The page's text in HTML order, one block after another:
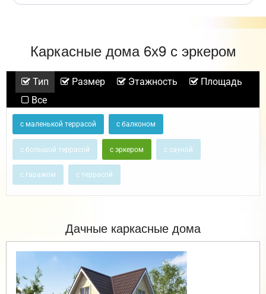
Каркасные дома 6х9 с эркером
Тип Размер Этажность
Площадь
Все
с маленькой террасой с балконом
с большой террасой с эркером с сауной
с гаражом с террасой
Дачные каркасные дома